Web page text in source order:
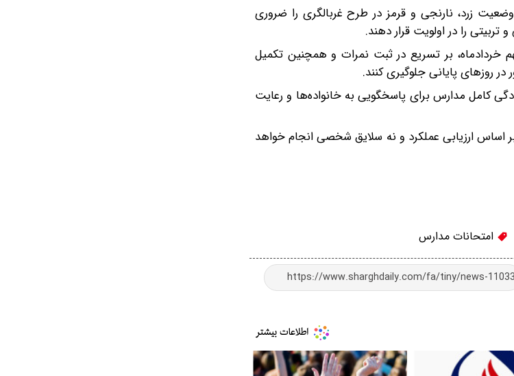
زرد، نارنجی و قرمز در طرح غربالگری را ضروری
را در اولویت قرار دهند.
خردادماه، بر تسریع در ثبت نمرات و همچنین تکمیل
روزهای پایانی جلوگیری کنند.
کامل مدارس برای پاسخگویی به خانواده‌ها و رعایت
اساس ارزیابی عملکرد و نه سلایق شخصی انجام خواهد
امتحانات مدارس